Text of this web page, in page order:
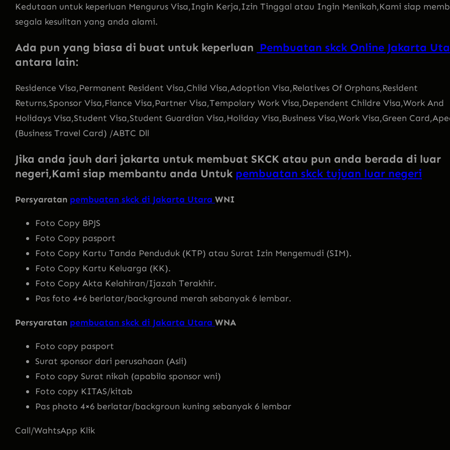
Kedutaan untuk keperluan Mengurus Visa,Ingin Kerja,Izin Tinggal atau Ingin Menikah,Kami siap
segala kesulitan yang anda alami.
Ada pun yang biasa di buat untuk keperluan Pembuatan skck Online Jakarta
antara lain:
Residence Visa,Permanent Resident Visa,Child Visa,Adoption Visa,Relatives Of Orphans,Resident
Returns,Sponsor Visa,Fiance Visa,Partner Visa,Tempolary Work Visa,Dependent Childre Visa,Work And
Holidays Visa,Student Visa,Student Guardian Visa,Holiday Visa,Business Visa,Work Visa,Green
(Business Travel Card) /ABTC Dll
Jika anda jauh dari jakarta untuk membuat SKCK atau pun anda berada di luar
negeri,Kami siap membantu anda Untuk pembuatan skck tujuan luar negeri
Persyaratan pembuatan skck di Jakarta Utara WNI
Foto Copy BPJS
Foto Copy pasport
Foto Copy Kartu Tanda Penduduk (KTP) atau Surat Izin Mengemudi (SIM).
Foto Copy Kartu Keluarga (KK).
Foto Copy Akta Kelahiran/Ijazah Terakhir.
Pas foto 4×6 berlatar/background merah sebanyak 6 lembar.
Persyaratan pembuatan skck di Jakarta Utara WNA
Foto copy pasport
Surat sponsor dari perusahaan (Asli)
Foto copy Surat nikah (apabila sponsor wni)
Foto copy KITAS/kitab
Pas photo 4×6 berlatar/backgroun kuning sebanyak 6 lembar
Call/WahtsApp Klik